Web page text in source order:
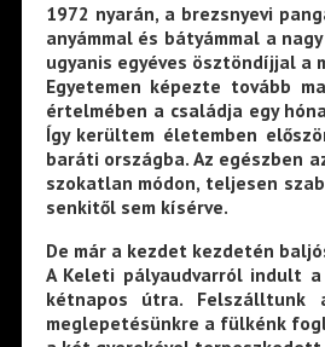
1972 nyarán, a brezsnyevi
anyámmal és bátyámmal a
ugyanis egyéves ösztöndíjjal a
Egyetemen képezte tovább
értelmében a családja egy
Így kerültem életemben
baráti országba. Az egészben
szokatlan módon, teljesen
senkitől sem kísérve.
De már a kezdet kezdetén
A Keleti pályaudvarról indult
kétnapos útra. Felszálltunk
meglepetésünkre a fülkénk